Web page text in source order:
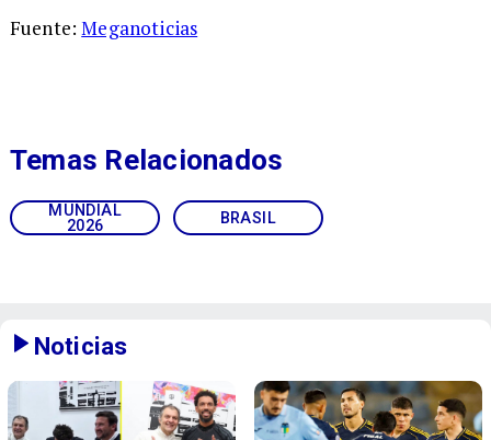
Fuente:Meganoticias
MUNDIAL
2026
BRASIL
Temas Relacionados
Noticias